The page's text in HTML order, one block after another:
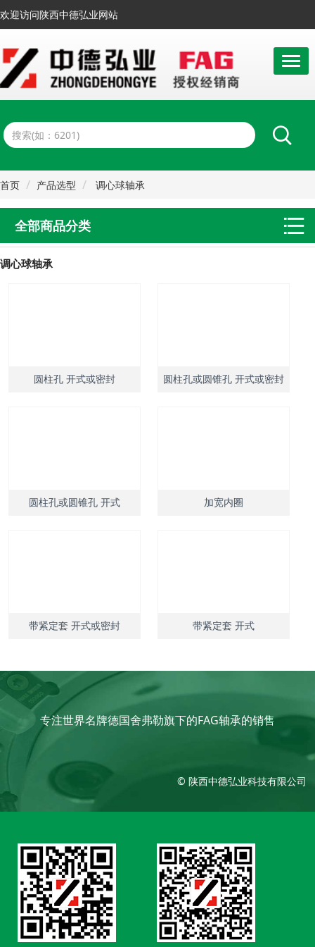
欢迎访问陕西中德弘业网站
首页 产品选型 调心球轴承
全部商品分类
调心球轴承
圆柱孔 开式或密封 圆柱孔或圆锥孔 开式或密封
圆柱孔或圆锥孔 开式 加宽内圈
带紧定套 开式或密封 带紧定套 开式
专注世界名牌德国舍弗勒旗下的FAG轴承的销售
© 陕西中德弘业科技有限公司